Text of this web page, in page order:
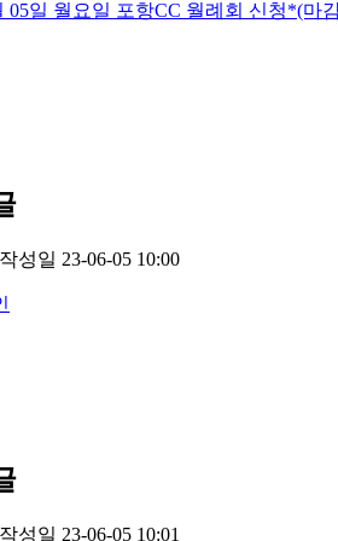
05일 월요일 포항CC 월례회 신청*(마
작성일 23-06-05 10:00
작성일 23-06-05 10:01